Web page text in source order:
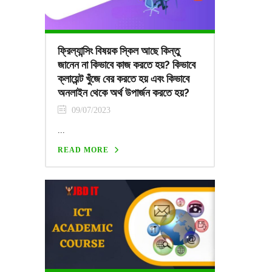
ফ্রিল্যান্সিং বিষয়ক স্কিল আছে কিন্তু
জানেন না কিভাবে কাজ করতে হয়? কিভাবে
ক্লায়েন্ট খুঁজে বের করতে হয় এবং কিভাবে
অনলাইন থেকে অর্থ উপার্জন করতে হয়?
09/07/2023
READ MORE